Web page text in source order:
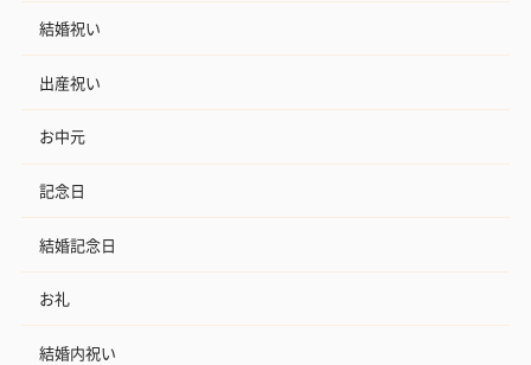
結婚祝い
出産祝い
お中元
記念日
結婚記念日
お礼
結婚内祝い